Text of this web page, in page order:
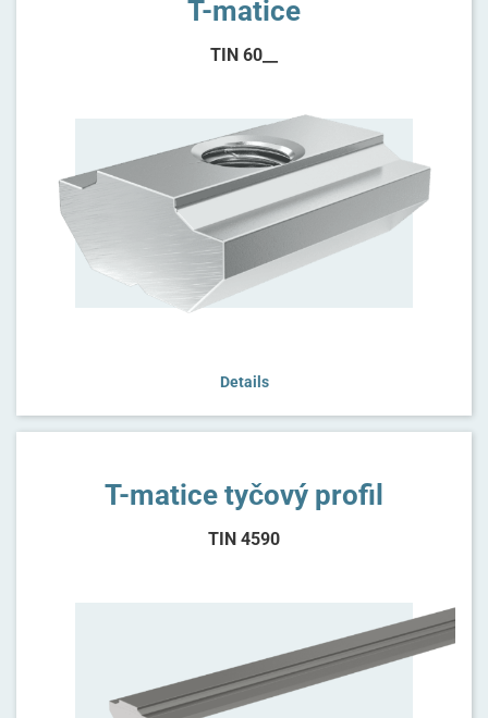
T-matice
TIN 60__
Details
T-matice tyčový profil
TIN 4590